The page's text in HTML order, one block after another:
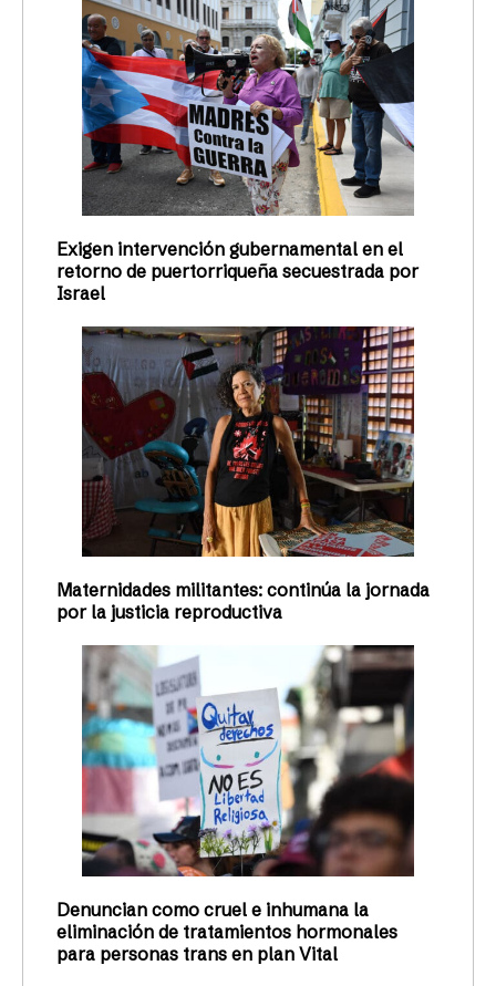
Exigen intervención gubernamental en el
retorno de puertorriqueña secuestrada por
Israel
Maternidades militantes: continúa la jornada
por la justicia reproductiva
Denuncian como cruel e inhumana la
eliminación de tratamientos hormonales
para personas trans en plan Vital